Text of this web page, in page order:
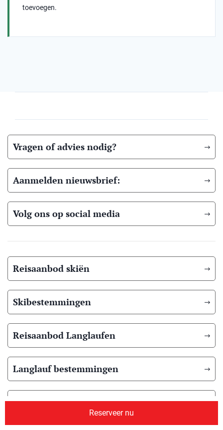
toevoegen.
Reserveer nu
Vragen of advies nodig?
Aanmelden nieuwsbrief:
Volg ons op social media
Reisaanbod skiën
Skibestemmingen
Reisaanbod Langlaufen
Langlauf bestemmingen
Reisaanbod zomer